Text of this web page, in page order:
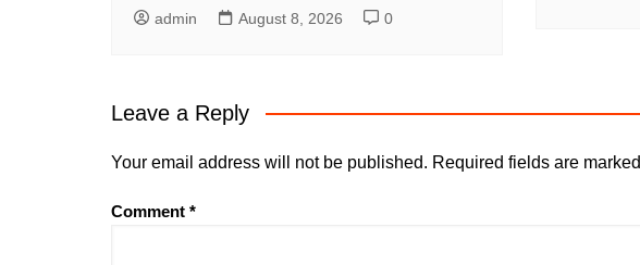
admin August 8, 2026 0
Leave a Reply
Your email address will not be published. Required fields are marked
Comment *